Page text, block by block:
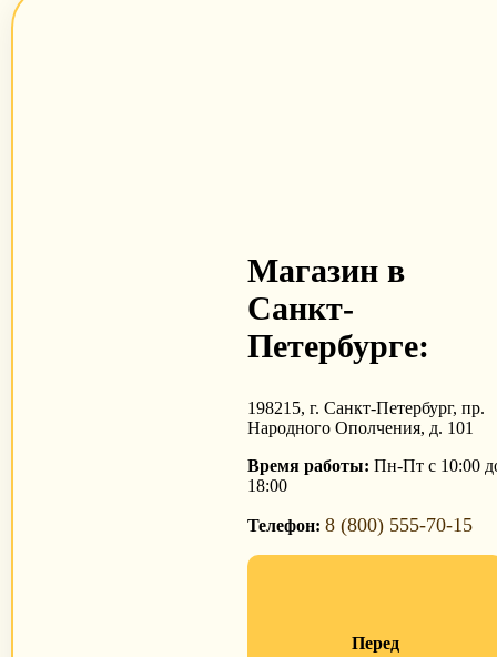
Магазин в
Санкт-
Петербурге:
198215, г. Санкт-Петербург, пр.
Народного Ополчения, д. 101
Время работы: Пн-Пт с 10:00
18:00
Телефон: 8 (800) 555-70-15
Перед